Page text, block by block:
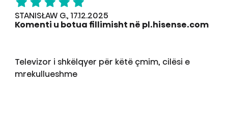
STANISŁAW G., 17.12.2025
Komenti u botua fillimisht në pl.hisense.com
Televizor i shkëlqyer për këtë çmim, cilësi e
mrekullueshme